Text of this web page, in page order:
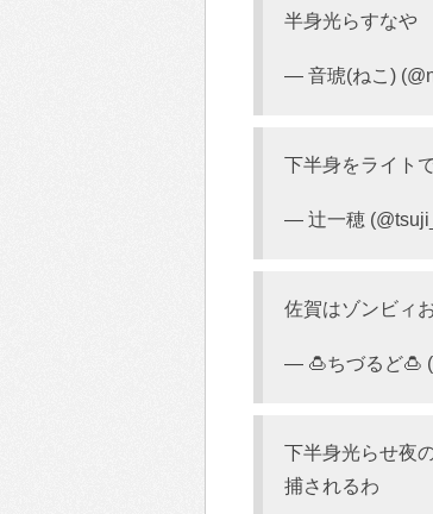
半身光らすなや
— 音琥(ねこ)
下半身をライト
— 辻一穂
佐賀はゾンビィ
— 🍮ちづるど🍮
下半身光らせ夜
捕されるわ